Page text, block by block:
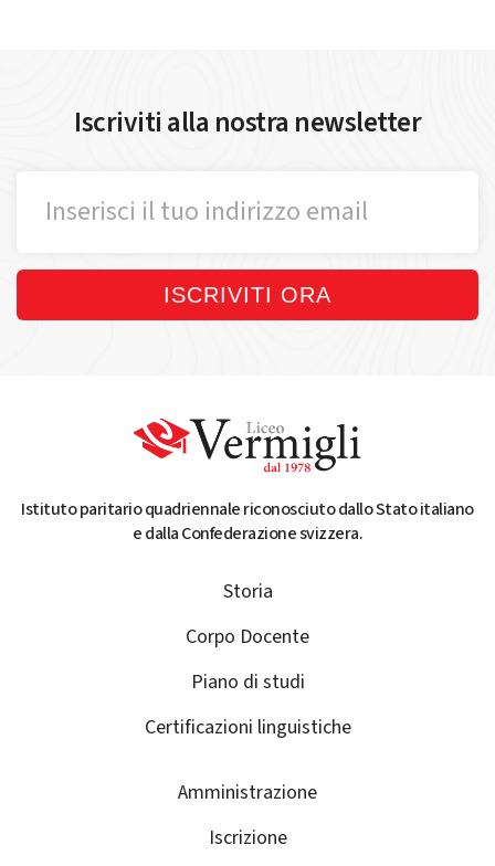
Iscriviti alla nostra newsletter
ISCRIVITI ORA
Istituto paritario quadriennale riconosciuto dallo Stato italiano
e dalla Confederazione svizzera.
Storia
Corpo Docente
Piano di studi
Certificazioni linguistiche
Amministrazione
Iscrizione